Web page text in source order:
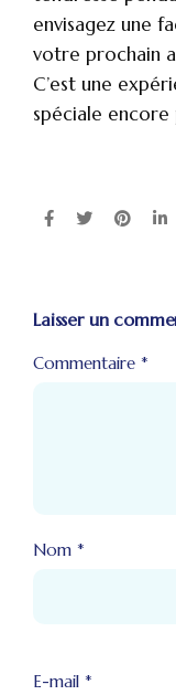
envisagez une
votre prochain
C’est une
spéciale
Laisser un
Commentaire *
Nom *
E-mail *